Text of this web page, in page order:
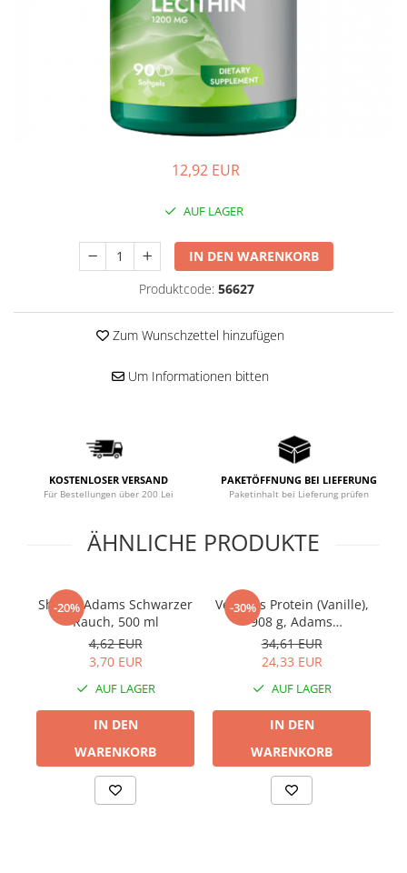
Herzerkrankungen
Hormonstörungen
Knochensystem
Muskelkrämpfe
Nervensystem
Schlaf
Verdauung
Wechseljahre
Wohlbefinden & Langlebigkeit
12,92 EUR
AUF LAGER
IN DEN WARENKORB
Produktcode: 56627
Zum Wunschzettel hinzufügen
Um Informationen bitten
KOSTENLOSER VERSAND
Für Bestellungen über 200 Lei
PAKETÖFFNUNG BEI LIEFERUNG
Paketinhalt bei Lieferung prüfen
ÄHNLICHE PRODUKTE
-20%
Shaker Adams Schwarzer
Rauch, 500 ml
4,62 EUR
3,70 EUR
AUF LAGER
IN DEN
WARENKORB
-30%
Veganes Protein (Vanille),
908 g, Adams
Supplements
34,61 EUR
24,33 EUR
AUF LAGER
IN DEN
WARENKORB